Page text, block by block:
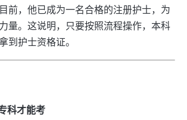
前，他已成为一名合格的注册护士，为
量。这说明，只要按照流程操作，本科
到护士资格证。
科才能考